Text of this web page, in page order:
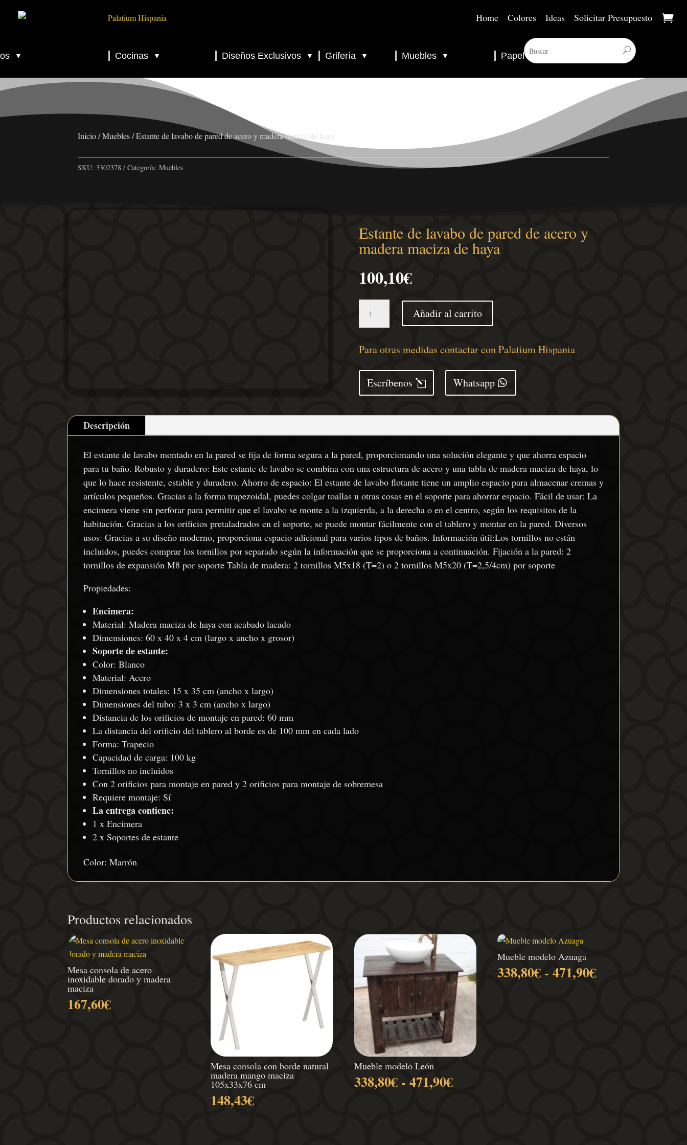
Home Colores Ideas Solicitar Presupuesto
▼
▼
Cocinas ▼ Diseños Exclusivos ▼ Grifería ▼ Muebles ▼ Papel Pintado
Inicio/Muebles/ Estante de lavabo de pared de acero y madera maciza de haya
SKU: 3302378 Categoría: Muebles
Estante de lavabo de pared de acero y
madera maciza de haya
100,10€
de
de
acero
madera
haya
cantidad
Añadir al carrito
Para otras medidas contactar con Palatium Hispania
Escríbenos Whatsapp
Descripción
El estante de lavabo montado en la pared se fija de forma segura a la pared, proporcionando una solución elegante y que ahorra espacio
para tu baño. Robusto y duradero: Este estante de lavabo se combina con una estructura de acero y una tabla de madera maciza de haya, lo
que lo hace resistente, estable y duradero. Ahorro de espacio: El estante de lavabo flotante tiene un amplio espacio para almacenar cremas y
artículos pequeños. Gracias a la forma trapezoidal, puedes colgar toallas u otras cosas en el soporte para ahorrar espacio. Fácil de usar: La
encimera viene sin perforar para permitir que el lavabo se monte a la izquierda, a la derecha o en el centro, según los requisitos de la
habitación. Gracias a los orificios pretaladrados en el soporte, se puede montar fácilmente con el tablero y montar en la pared. Diversos
usos: Gracias a su diseño moderno, proporciona espacio adicional para varios tipos de baños. Información útil:Los tornillos no están
incluidos, puedes comprar los tornillos por separado según la información que se proporciona a continuación. Fijación a la pared: 2
tornillos de expansión M8 por soporte Tabla de madera: 2 tornillos M5x18 (T=2) o 2 tornillos M5x20 (T=2,5/4cm) por soporte
Propiedades:
Encimera:
Material: Madera maciza de haya con acabado lacado
Dimensiones: 60 x 40 x 4 cm (largo x ancho x grosor)
Soporte de estante:
Color: Blanco
Material: Acero
Dimensiones totales: 15 x 35 cm (ancho x largo)
Dimensiones del tubo: 3 x 3 cm (ancho x largo)
Distancia de los orificios de montaje en pared: 60 mm
La distancia del orificio del tablero al borde es de 100 mm en cada lado
Forma: Trapecio
Capacidad de carga: 100 kg
Tornillos no incluidos
Con 2 orificios para montaje en pared y 2 orificios para montaje de sobremesa
Requiere montaje: Sí
La entrega contiene:
1 x Encimera
2 x Soportes de estante
Color: Marrón
Productos relacionados
Mesa consola de acero
inoxidable dorado y madera
maciza
167,60€
Mesa consola con borde natural
madera mango maciza
105x33x76 cm
148,43€
Mueble modelo León
338,80€ - 471,90€Rango
Mueble modelo Azuaga
338,80€ - 471,90€Rango